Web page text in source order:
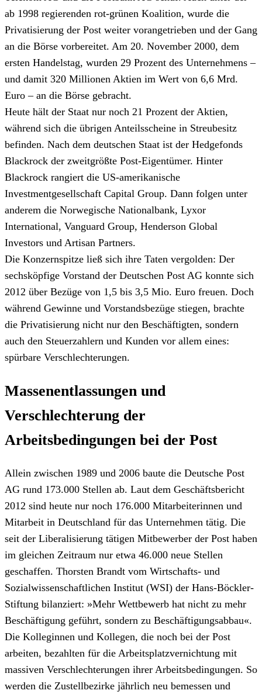
ab 1998 regierenden rot-grünen Koalition, wurde die
Privatisierung der Post weiter vorangetrieben und der Gang
an die Börse vorbereitet. Am 20. November 2000, dem
ersten Handelstag, wurden 29 Prozent des Unternehmens –
und damit 320 Millionen Aktien im Wert von 6,6 Mrd.
Euro – an die Börse gebracht.
Heute hält der Staat nur noch 21 Prozent der Aktien,
während sich die übrigen Anteilsscheine in Streubesitz
befinden. Nach dem deutschen Staat ist der Hedgefonds
Blackrock der zweitgrößte Post-Eigentümer. Hinter
Blackrock rangiert die US-amerikanische
Investmentgesellschaft Capital Group. Dann folgen unter
anderem die Norwegische Nationalbank, Lyxor
International, Vanguard Group, Henderson Global
Investors und Artisan Partners.
Die Konzernspitze ließ sich ihre Taten vergolden: Der
sechsköpfige Vorstand der Deutschen Post AG konnte sich
2012 über Bezüge von 1,5 bis 3,5 Mio. Euro freuen. Doch
während Gewinne und Vorstandsbezüge stiegen, brachte
die Privatisierung nicht nur den Beschäftigten, sondern
auch den Steuerzahlern und Kunden vor allem eines:
spürbare Verschlechterungen.
Massenentlassungen und
Verschlechterung der
Arbeitsbedingungen bei der Post
Allein zwischen 1989 und 2006 baute die Deutsche Post
AG rund 173.000 Stellen ab. Laut dem Geschäftsbericht
2012 sind heute nur noch 176.000 Mitarbeiterinnen und
Mitarbeit in Deutschland für das Unternehmen tätig. Die
seit der Liberalisierung tätigen Mitbewerber der Post haben
im gleichen Zeitraum nur etwa 46.000 neue Stellen
geschaffen. Thorsten Brandt vom Wirtschafts- und
Sozialwissenschaftlichen Institut (WSI) der Hans-Böckler-
Stiftung bilanziert: »Mehr Wettbewerb hat nicht zu mehr
Beschäftigung geführt, sondern zu Beschäftigungsabbau«.
Die Kolleginnen und Kollegen, die noch bei der Post
arbeiten, bezahlten für die Arbeitsplatzvernichtung mit
massiven Verschlechterungen ihrer Arbeitsbedingungen. So
werden die Zustellbezirke jährlich neu bemessen und